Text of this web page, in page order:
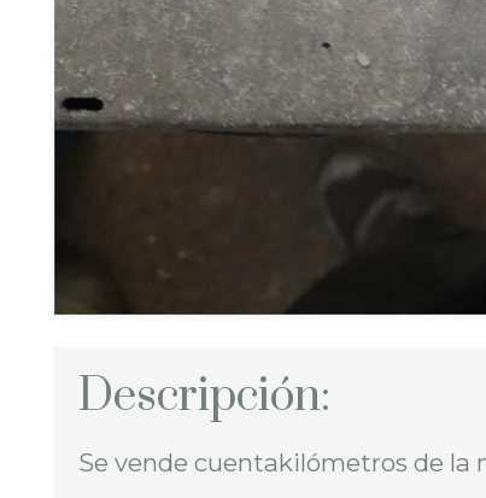
Descripción:
Se vende cuentakilómetros de la